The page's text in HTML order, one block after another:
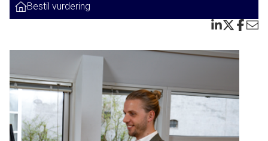
Bestil vurdering